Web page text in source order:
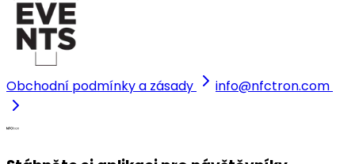
Obchodní podmínky a zásady info@nfctron.com